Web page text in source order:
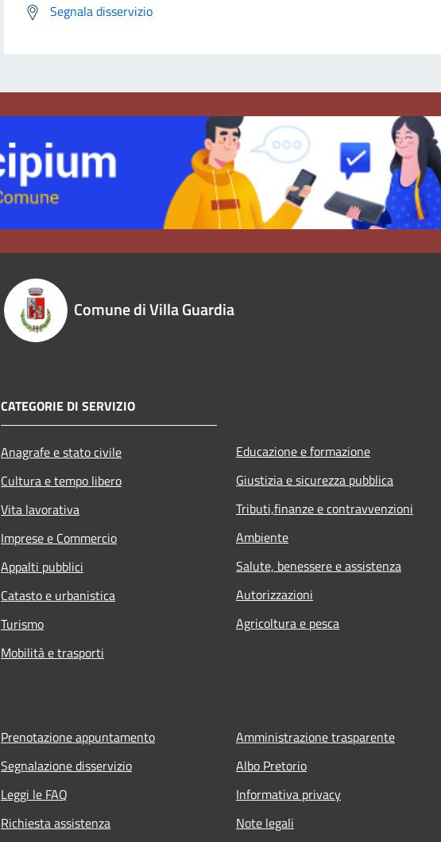
Segnala disservizio
Comune di Villa Guardia
CATEGORIE DI SERVIZIO
Anagrafe e stato civile
Cultura e tempo libero
Vita lavorativa
Imprese e Commercio
Appalti pubblici
Catasto e urbanistica
Turismo
Mobilità e trasporti
Educazione e formazione
Giustizia e sicurezza pubblica
Tributi,finanze e contravvenzioni
Ambiente
Salute, benessere e assistenza
Autorizzazioni
Agricoltura e pesca
Prenotazione appuntamento
Segnalazione disservizio
Leggi le FAQ
Richiesta assistenza
Amministrazione trasparente
Albo Pretorio
Informativa privacy
Note legali